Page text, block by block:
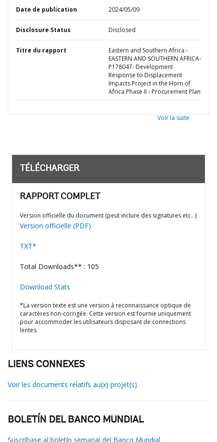
Date de publication 2024/05/09
Disclosure Status Disclosed
Titre du rapport
Eastern and Southern Africa -
EASTERN AND SOUTHERN AFRICA-
P178047- Development
Response to Displacement
Impacts Project in the Horn of
Africa Phase II - Procurement Plan
Voir la suite
TÉLÉCHARGER
RAPPORT COMPLET
Version officielle du document (peut inclure des signatures etc…)
Version officielle (PDF)
TXT*
Total Downloads** : 105
Download Stats
*La version texte est une version à reconnaissance optique de
caractères non-corrigée. Cette version est fournie uniquement
pour accommoder les utilisateurs disposant de connections
lentes.
LIENS CONNEXES
Voir les documents relatifs au(x) projet(s)
BOLETÍN DEL BANCO MUNDIAL
Suscríbase al boletín semanal del Banco Mundial